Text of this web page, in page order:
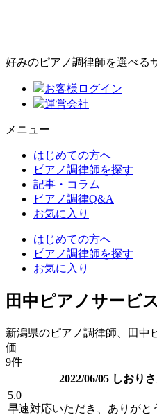
好みのピアノ調律師を選べる
お客様ログイン
運営会社
メニュー
はじめての方へ
ピアノ調律師を探す
記事・コラム
ピアノ調律Q&A
お気に入り
はじめての方へ
ピアノ調律師を探す
お気に入り
田中ピアノサービ
新潟県のピアノ調律師、田中
価
9件
2022/06/05 しおり
5.0
早速対応いただき、ありが